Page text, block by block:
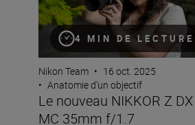
4 MIN DE LECTURE
Nikon Team • 16 oct. 2025
• Anatomie d’un objectif
Le nouveau NIKKOR Z DX
MC 35mm f/1.7